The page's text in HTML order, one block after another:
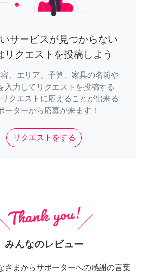
サービスが見つからない
リクエストを投稿しよう
、エリア、予算、家具の名前や
入力してリクエストを投稿する
クエストに応えることが出来る
ーターから応募が来ます！
リクエストをする
みんなのレビュー
さまからサポーターへの感謝の言葉